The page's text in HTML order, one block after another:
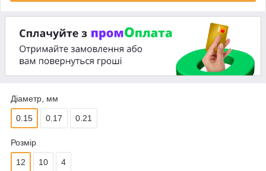
Діаметр, мм
0.15 0.17 0.21
Розмір
12 10 4